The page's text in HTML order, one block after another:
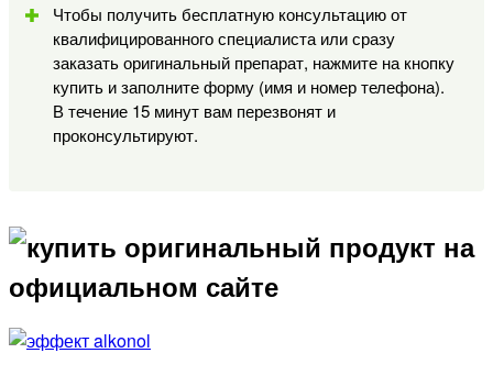
Чтобы получить бесплатную консультацию от
квалифицированного специалиста или сразу
заказать оригинальный препарат, нажмите на кнопку
купить и заполните форму (имя и номер телефона).
В течение 15 минут вам перезвонят и
проконсультируют.